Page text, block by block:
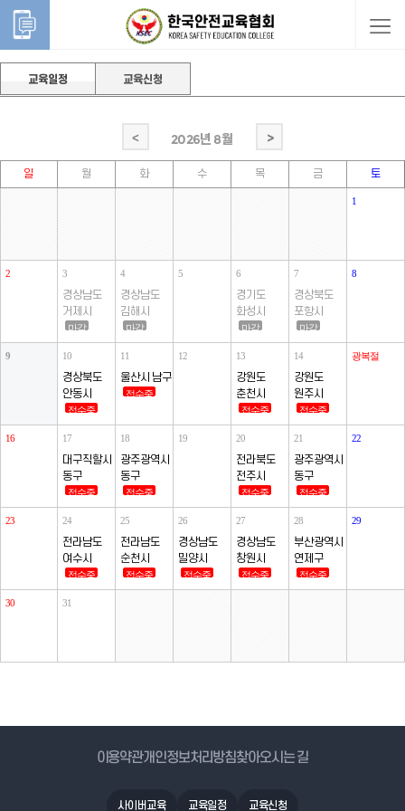
교육일정 교육신청
< 2026년 8월 >
일 월 화 수 목 금 토
1
2 3
경상남도
거제시
마감
4
경상남도
김해시
마감
5 6
경기도
화성시
마감
7
경상북도
포항시
마감
8
9 10
경상북도
안동시
접수중
11
울산시 남구
접수중
12 13
강원도
춘천시
접수중
14
강원도
원주시
접수중
광복절
16 17
대구직할시
동구
접수중
18
광주광역시
동구
접수중
19 20
전라북도
전주시
접수중
21
광주광역시
동구
접수중
22
23 24
전라남도
여수시
접수중
25
전라남도
순천시
접수중
26
경상남도
밀양시
접수중
27
경상남도
창원시
접수중
28
부산광역시
연제구
접수중
29
30 31
이용약관개인정보처리방침찾아오시는 길
사이버교육 교육일정 교육신청